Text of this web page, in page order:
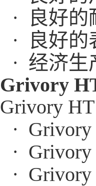
· 良好的
· 良好的
· 经济生
Grivory
Grivory
·
·
·